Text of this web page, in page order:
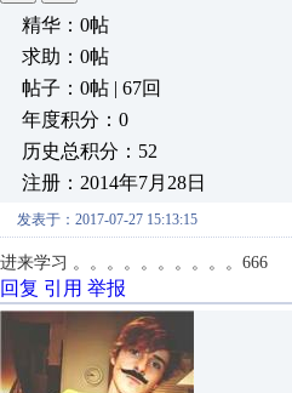
精华：0帖
求助：0帖
帖子：0帖 | 67回
年度积分：0
历史总积分：52
注册：2014年7月28日
发表于：2017-07-27 15:13:15
进来学习 。。。。。。。。。。666
回复 引用 举报